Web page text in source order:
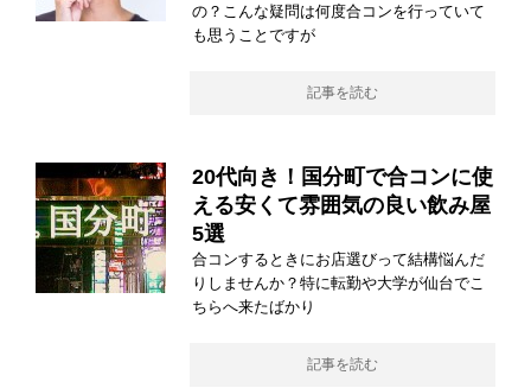
の？こんな疑問は何度合コンを行っていて
も思うことですが
記事を読む
20代向き！国分町で合コンに使
える安くて雰囲気の良い飲み屋
5選
合コンするときにお店選びって結構悩んだ
りしませんか？特に転勤や大学が仙台でこ
ちらへ来たばかり
記事を読む